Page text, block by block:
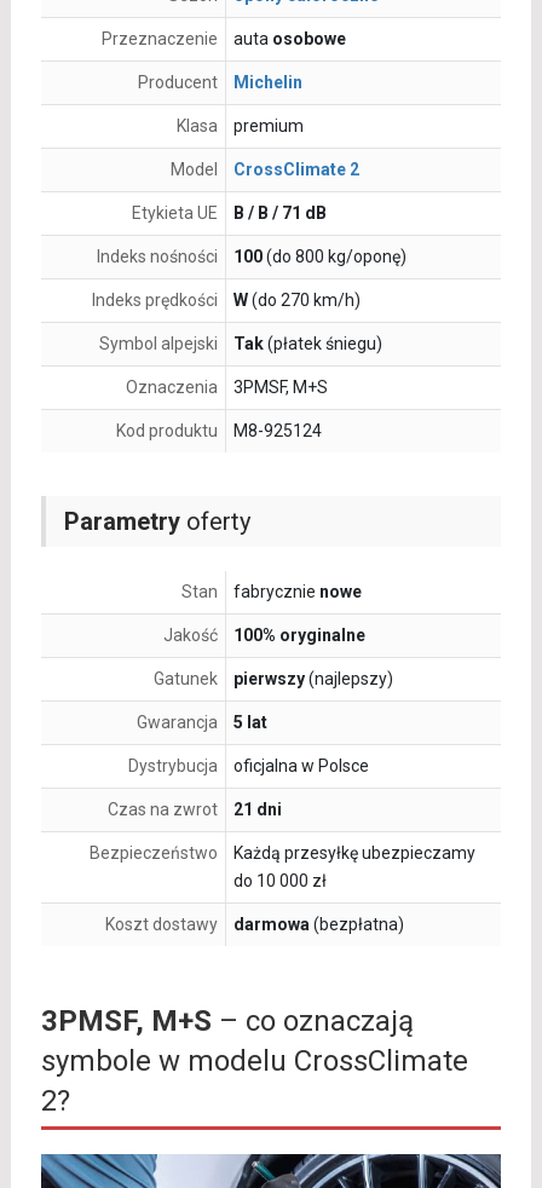
Parametryoferty
Stan fabrycznie nowe
Jakość 100% oryginalne
Gatunek pierwszy(najlepszy)
Gwarancja 5 lat
Dystrybucja oficjalna w Polsce
Czas na zwrot 21 dni
Bezpieczeństwo
Każdą przesyłkę ubezpieczamy
do 10 000 zł
Koszt dostawy darmowa (bezpłatna)
Przeznaczenie auta osobowe
Producent Michelin
Klasa premium
Model CrossClimate 2
Etykieta UE B / B / 71 dB
Indeks nośności 100(do 800 kg/oponę)
Indeks prędkości W(do 270 km/h)
Symbol alpejski Tak(płatek śniegu)
Oznaczenia 3PMSF, M+S
Kod produktu M8-925124
3PMSF, M+S – co oznaczają
symbole w modelu CrossClimate
2?